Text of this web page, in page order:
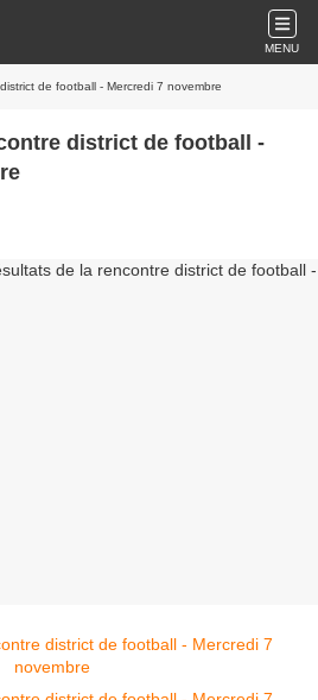
MENU
de football - Mercredi 7 novembre
district de football -